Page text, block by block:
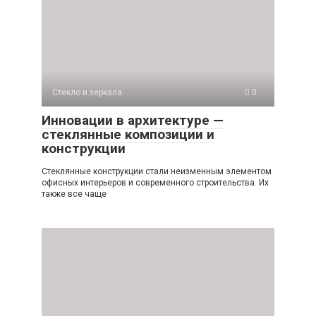
Стекло и зеркала 0
Инновации в архитектуре —
стеклянные композиции и
конструкции
Стеклянные конструкции стали неизменным элементом
офисных интерьеров и современного строительства. Их
также все чаще